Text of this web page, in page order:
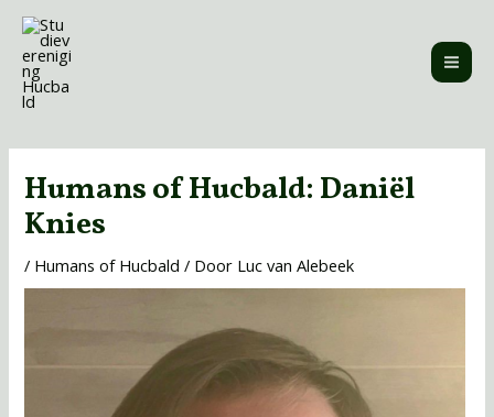
naar
inhoud
Humans of Hucbald: Daniël
Knies
/ Humans of Hucbald / Door Luc van Alebeek